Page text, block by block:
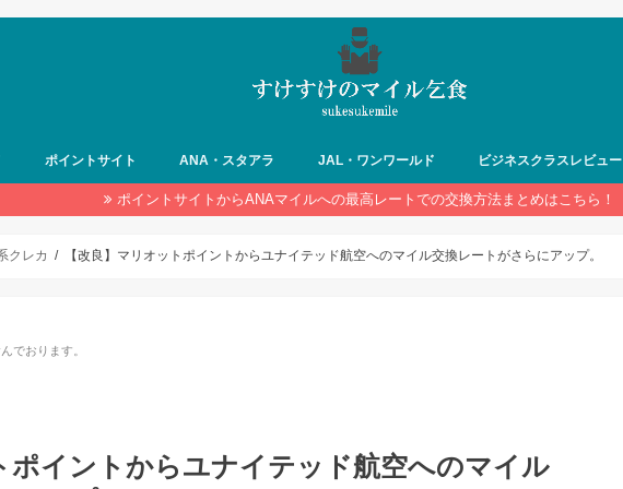
ポイントサイト ANA・スタアラ JAL・ワンワールド ビジネスクラスレビュー
ポイントサイトからANAマイルへの最高レートでの交換方法まとめはこちら！
クレカ 【改良】マリオットポイントからユナイテッド航空へのマイル交換レートがさらにアップ。
でおります。
ポイントからユナイテッド航空へのマイル